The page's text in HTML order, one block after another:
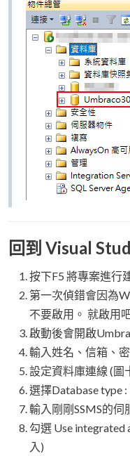
回到 Visual
按下F5 將專案進行
第一次偵錯會因為
不要啟用。 就啟用
啟動後會開啟
輸入姓名、信箱、
設定資料庫連線 (圖
選擇Database type
輸入剛剛SSMS的
勾選 Use
入)